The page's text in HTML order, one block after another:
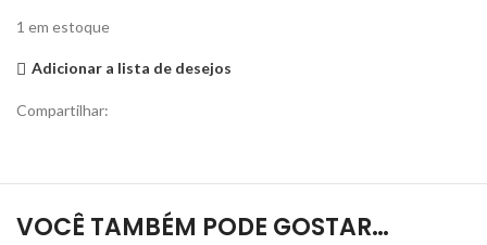
1 em estoque
Adicionar a lista de desejos
Compartilhar:
VOCÊ TAMBÉM PODE GOSTAR…